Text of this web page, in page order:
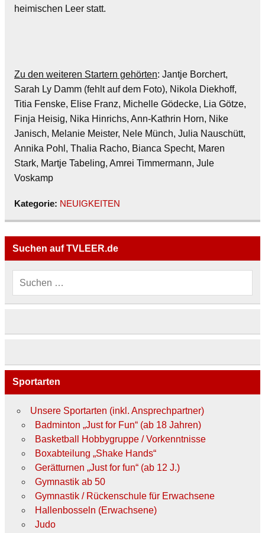
heimischen Leer statt.
Zu den weiteren Startern gehörten: Jantje Borchert,
Sarah Ly Damm (fehlt auf dem Foto), Nikola Diekhoff,
Titia Fenske, Elise Franz, Michelle Gödecke, Lia Götze,
Finja Heisig, Nika Hinrichs, Ann-Kathrin Horn, Nike
Janisch, Melanie Meister, Nele Münch, Julia Nauschütt,
Annika Pohl, Thalia Racho, Bianca Specht, Maren
Stark, Martje Tabeling, Amrei Timmermann, Jule
Voskamp
Kategorie: NEUIGKEITEN
Suchen auf TVLEER.de
Sportarten
Unsere Sportarten (inkl. Ansprechpartner)
Badminton „Just for Fun“ (ab 18 Jahren)
Basketball Hobbygruppe / Vorkenntnisse
Boxabteilung „Shake Hands“
Gerätturnen „Just for fun“ (ab 12 J.)
Gymnastik ab 50
Gymnastik / Rückenschule für Erwachsene
Hallenbosseln (Erwachsene)
Judo